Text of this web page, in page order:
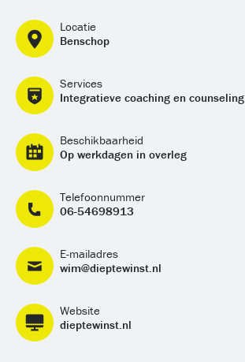
Locatie
Benschop
Services
Integratieve coaching en counseling
Beschikbaarheid
Op werkdagen in overleg
Telefoonnummer
06-54698913
E-mailadres
wim@dieptewinst.nl
Website
dieptewinst.nl